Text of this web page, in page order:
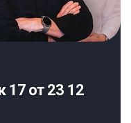
от 23 12